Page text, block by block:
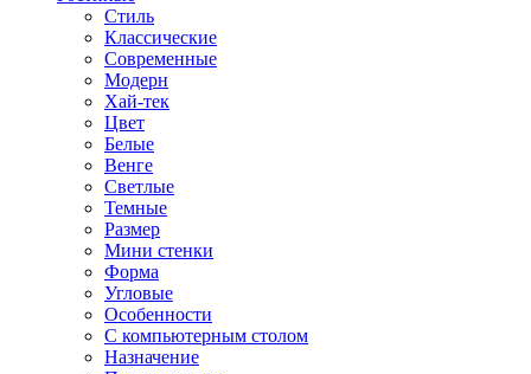
Стиль
Классические
Современные
Модерн
Хай-тек
Цвет
Белые
Венге
Светлые
Темные
Размер
Мини стенки
Форма
Угловые
Особенности
С компьютерным столом
Назначение